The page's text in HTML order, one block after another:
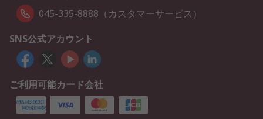
045-335-8888（カスタマーサービス）
SNS公式アカウント
ご利用可能カード会社